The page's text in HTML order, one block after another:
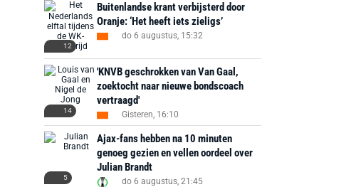
12
Buitenlandse krant verbijsterd door
Oranje: ‘Het heeft iets zieligs’
do 6 augustus, 15:32
14
'KNVB geschrokken van Van Gaal,
zoektocht naar nieuwe bondscoach
vertraagd'
Gisteren, 16:10
5
Ajax-fans hebben na 10 minuten
genoeg gezien en vellen oordeel over
Julian Brandt
do 6 augustus, 21:45